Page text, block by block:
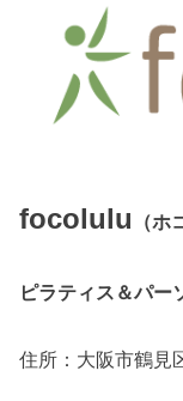
focolulu （ホ
ピラティス＆パー
住所：大阪市鶴見